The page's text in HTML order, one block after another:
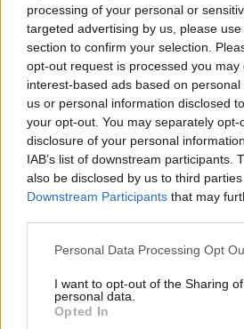
processing of your personal or
targeted advertising by us, please
section to confirm your selection.
opt-out request is processed you may
interest-based ads based on
us or personal information disclosed
your opt-out. You may separately
disclosure of your personal
IAB’s list of downstream participants.
also be disclosed by us to third
Downstream Participants that may
Please note that this website/app
not limited to your visit or usage
grant or deny consent to Google and
use your data for below specified
Personal Data Processing Opt
I want to opt-out of the Sharing
personal data.
Opted In